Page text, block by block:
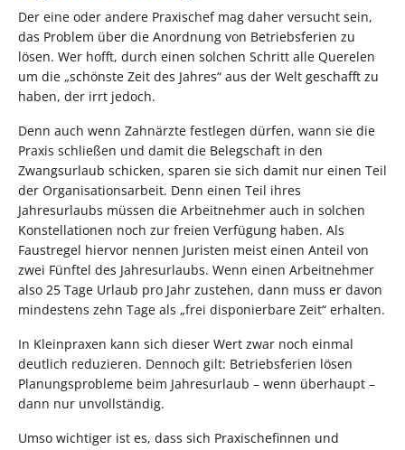
Der eine oder andere Praxischef mag daher versucht sein,
das Problem über die Anordnung von Betriebsferien zu
lösen. Wer hofft, durch einen solchen Schritt alle Querelen
um die „schönste Zeit des Jahres“ aus der Welt geschafft zu
haben, der irrt jedoch.
Denn auch wenn Zahnärzte festlegen dürfen, wann sie die
Praxis schließen und damit die Belegschaft in den
Zwangsurlaub schicken, sparen sie sich damit nur einen Teil
der Organisationsarbeit. Denn einen Teil ihres
Jahresurlaubs müssen die Arbeitnehmer auch in solchen
Konstellationen noch zur freien Verfügung haben. Als
Faustregel hiervor nennen Juristen meist einen Anteil von
zwei Fünftel des Jahresurlaubs. Wenn einen Arbeitnehmer
also 25 Tage Urlaub pro Jahr zustehen, dann muss er davon
mindestens zehn Tage als „frei disponierbare Zeit“ erhalten.
In Kleinpraxen kann sich dieser Wert zwar noch einmal
deutlich reduzieren. Dennoch gilt: Betriebsferien lösen
Planungsprobleme beim Jahresurlaub – wenn überhaupt –
dann nur unvollständig.
Umso wichtiger ist es, dass sich Praxischefinnen und